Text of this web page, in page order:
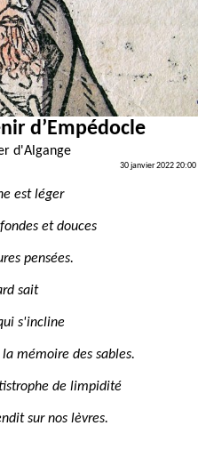
d’Empédocle
d'Algange
30 janvier 2022 20:00
est léger
et douces
pensées.
sait
s'incline
mémoire des sables.
de limpidité
sur nos lèvres.